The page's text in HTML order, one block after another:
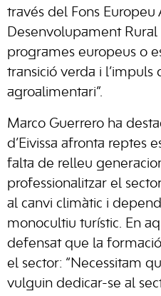
través del Fons Europeu
Desenvolupament Rural
programes europeus o
transició verda i l’impuls
agroalimentari”.
Marco Guerrero ha
d’Eivissa afronta reptes
falta de relleu
professionalitzar el
al canvi climàtic i
monocultiu turístic. En
defensat que la
el sector: “Necessitam
vulguin dedicar-se al